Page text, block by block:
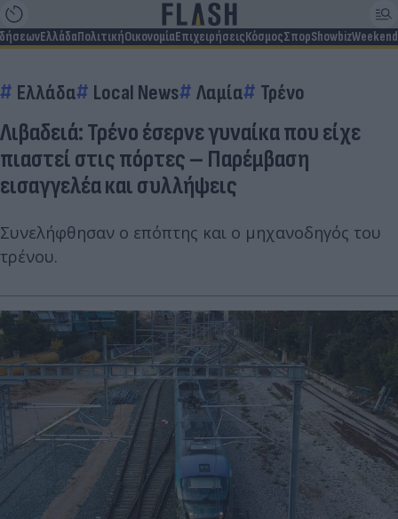
ΕλλάδαΠολιτικήΟικονομίαΕπιχειρήσειςΚόσμοςΣπορShowbizWeekend
Ελλάδα Local News Λαμία Τρένο
Λιβαδειά: Τρένο έσερνε γυναίκα που είχε
πιαστεί στις πόρτες – Παρέμβαση
εισαγγελέα και συλλήψεις
Συνελήφθησαν ο επόπτης και ο μηχανοδηγός του
τρένου.